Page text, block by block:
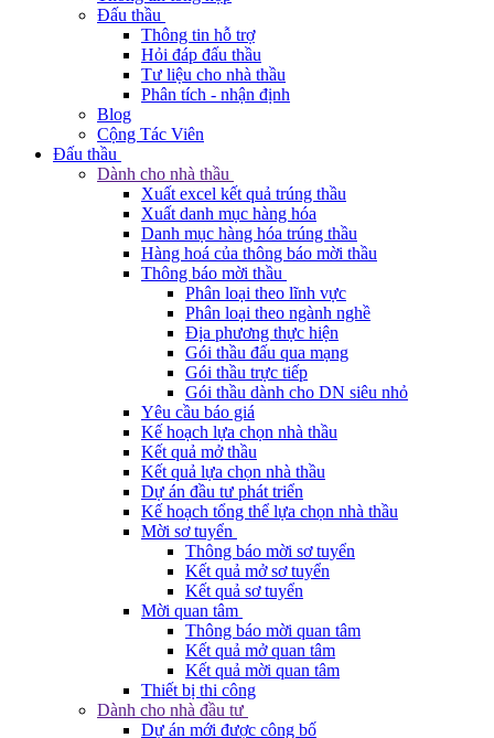
Đấu thầu
Thông tin hỗ trợ
Hỏi đáp đấu thầu
Tư liệu cho nhà thầu
Phân tích - nhận định
Blog
Cộng Tác Viên
Đấu thầu
Dành cho nhà thầu
Xuất excel kết quả trúng thầu
Xuất danh mục hàng hóa
Danh mục hàng hóa trúng thầu
Hàng hoá của thông báo mời thầu
Thông báo mời thầu
Phân loại theo lĩnh vực
Phân loại theo ngành nghề
Địa phương thực hiện
Gói thầu đấu qua mạng
Gói thầu trực tiếp
Gói thầu dành cho DN siêu nhỏ
Yêu cầu báo giá
Kế hoạch lựa chọn nhà thầu
Kết quả mở thầu
Kết quả lựa chọn nhà thầu
Dự án đầu tư phát triển
Kế hoạch tổng thể lựa chọn nhà thầu
Mời sơ tuyển
Thông báo mời sơ tuyển
Kết quả mở sơ tuyển
Kết quả sơ tuyển
Mời quan tâm
Thông báo mời quan tâm
Kết quả mở quan tâm
Kết quả mời quan tâm
Thiết bị thi công
Dành cho nhà đầu tư
Dự án mới được công bố